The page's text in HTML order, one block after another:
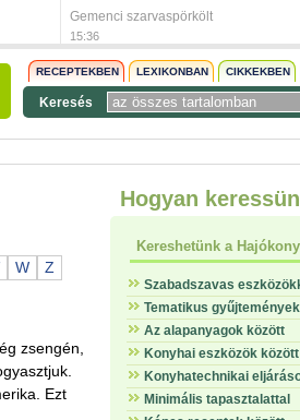
Gemenci szarvaspörkölt
15:36
RECEPTEKBEN LEXIKONBAN CIKKEKBEN
Keresés
W
Z
zsengén,
Ezt
Hogyan
Kereshetünk a
Szabadszavas
Tematikus
Az alapanyagok között
Konyhai eszközök között
Konyhatechnikai
Minimális tapasztalattal